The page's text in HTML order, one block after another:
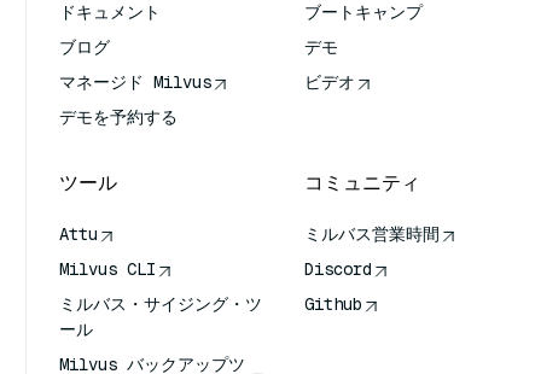
ドキュメント
ブログ
マネージド Milvus
デモを予約する
ブートキャンプ
デモ
ビデオ
ツール
Attu
Milvus CLI
ミルバス・サイジング・ツ
ール
Milvus バックアップツ
コミュニティ
ミルバス営業時間
Discord
Github